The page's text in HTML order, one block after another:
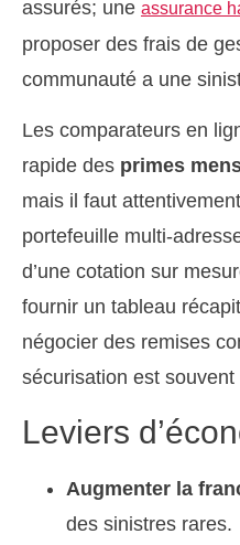
assurés; une assurance
proposer des frais de
communauté a une
Les comparateurs en
rapide des primes
mais il faut
portefeuille multi-
d’une cotation sur
fournir un tableau
négocier des remises
sécurisation est souvent
Leviers
Augmenter la
des sinistres rares.